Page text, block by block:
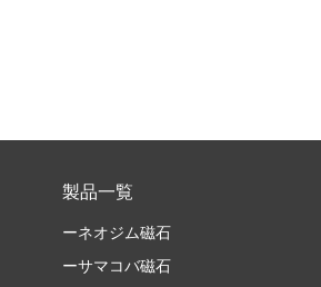
製品一覧
ーネオジム磁石
ーサマコバ磁石